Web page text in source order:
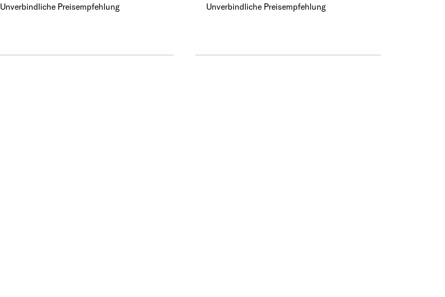
Unverbindliche Preisempfehlung Unverbindliche Preisempfehlung